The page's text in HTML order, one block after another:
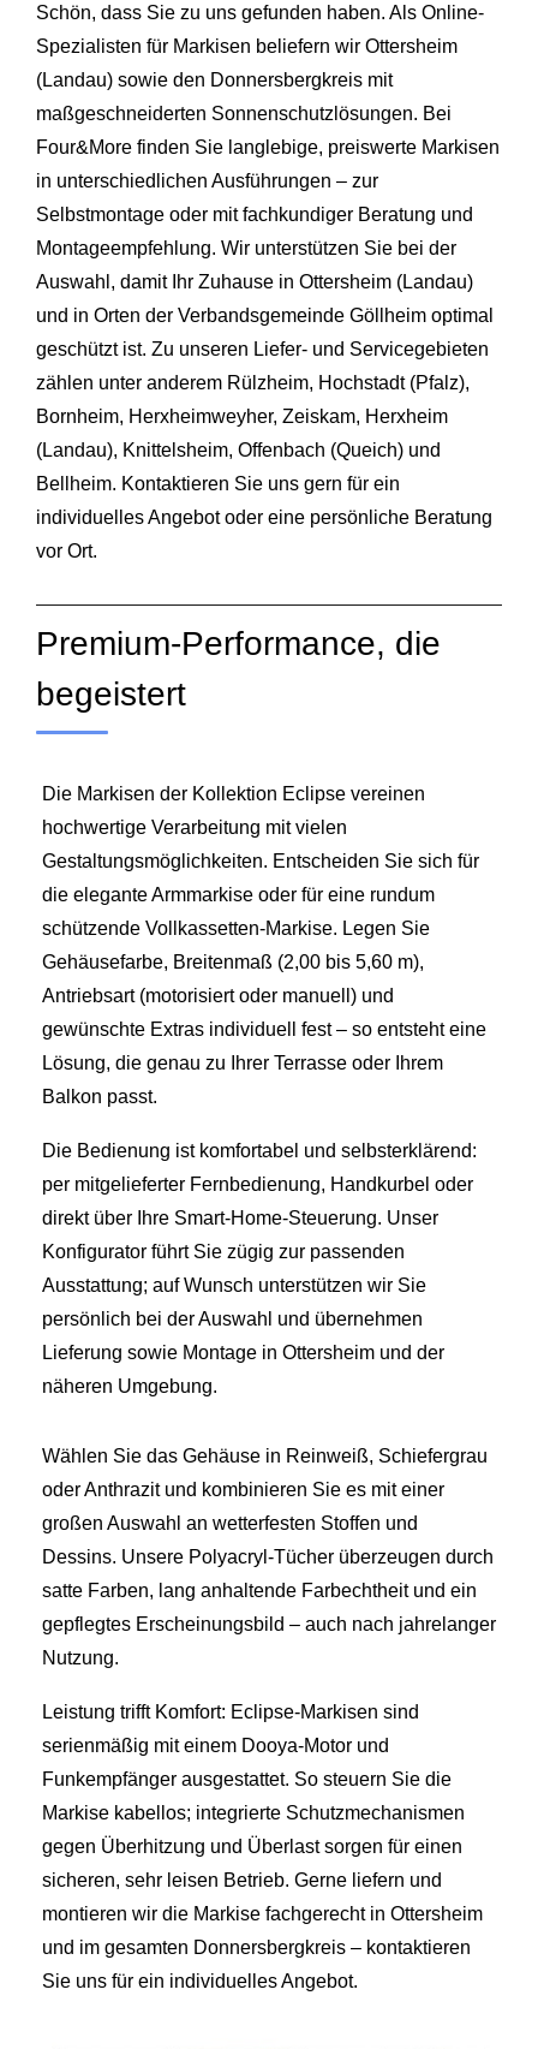
Schön, dass Sie zu uns gefunden haben. Als Online-
Spezialisten für Markisen beliefern wir Ottersheim
(Landau) sowie den Donnersbergkreis mit
maßgeschneiderten Sonnenschutzlösungen. Bei
Four&More finden Sie langlebige, preiswerte Markisen
in unterschiedlichen Ausführungen – zur
Selbstmontage oder mit fachkundiger Beratung und
Montageempfehlung. Wir unterstützen Sie bei der
Auswahl, damit Ihr Zuhause in Ottersheim (Landau)
und in Orten der Verbandsgemeinde Göllheim optimal
geschützt ist. Zu unseren Liefer- und Servicegebieten
zählen unter anderem Rülzheim, Hochstadt (Pfalz),
Bornheim, Herxheimweyher, Zeiskam, Herxheim
(Landau), Knittelsheim, Offenbach (Queich) und
Bellheim. Kontaktieren Sie uns gern für ein
individuelles Angebot oder eine persönliche Beratung
vor Ort.
Premium-Performance, die
begeistert
Die Markisen der Kollektion Eclipse vereinen
hochwertige Verarbeitung mit vielen
Gestaltungsmöglichkeiten. Entscheiden Sie sich für
die elegante Armmarkise oder für eine rundum
schützende Vollkassetten‑Markise. Legen Sie
Gehäusefarbe, Breitenmaß (2,00 bis 5,60 m),
Antriebsart (motorisiert oder manuell) und
gewünschte Extras individuell fest – so entsteht eine
Lösung, die genau zu Ihrer Terrasse oder Ihrem
Balkon passt.
Die Bedienung ist komfortabel und selbsterklärend:
per mitgelieferter Fernbedienung, Handkurbel oder
direkt über Ihre Smart‑Home‑Steuerung. Unser
Konfigurator führt Sie zügig zur passenden
Ausstattung; auf Wunsch unterstützen wir Sie
persönlich bei der Auswahl und übernehmen
Lieferung sowie Montage in Ottersheim und der
näheren Umgebung.
Wählen Sie das Gehäuse in Reinweiß, Schiefergrau
oder Anthrazit und kombinieren Sie es mit einer
großen Auswahl an wetterfesten Stoffen und
Dessins. Unsere Polyacryl‑Tücher überzeugen durch
satte Farben, lang anhaltende Farbechtheit und ein
gepflegtes Erscheinungsbild – auch nach jahrelanger
Nutzung.
Leistung trifft Komfort: Eclipse‑Markisen sind
serienmäßig mit einem Dooya‑Motor und
Funkempfänger ausgestattet. So steuern Sie die
Markise kabellos; integrierte Schutzmechanismen
gegen Überhitzung und Überlast sorgen für einen
sicheren, sehr leisen Betrieb. Gerne liefern und
montieren wir die Markise fachgerecht in Ottersheim
und im gesamten Donnersbergkreis – kontaktieren
Sie uns für ein individuelles Angebot.